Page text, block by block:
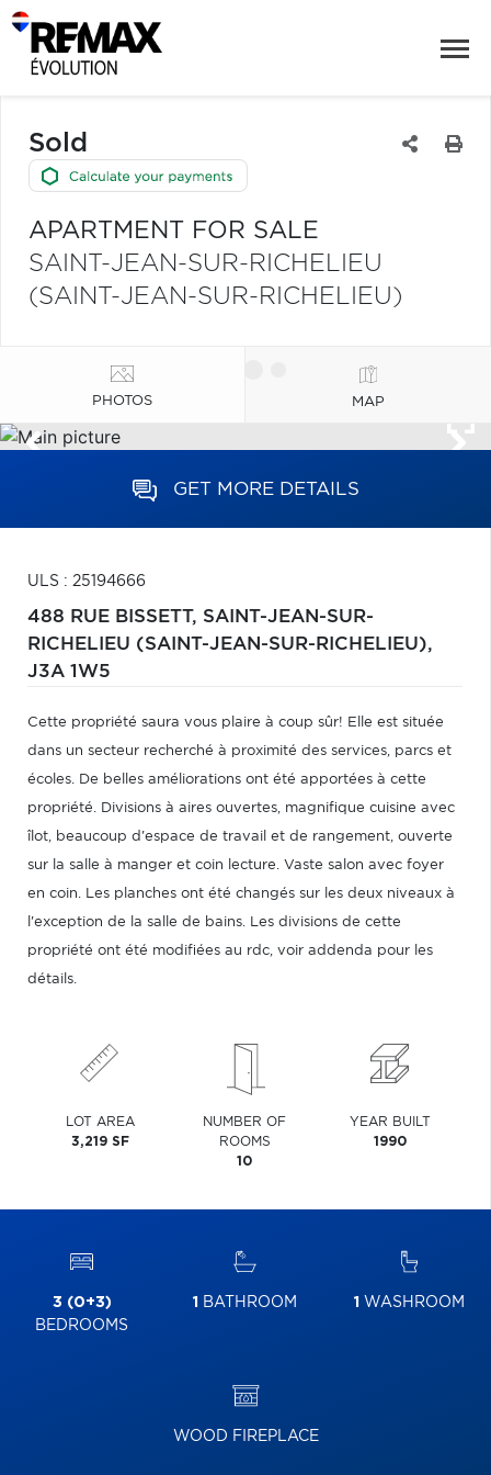
Sold
APARTMENT FOR SALE
SAINT-JEAN-SUR-RICHELIEU
(SAINT-JEAN-SUR-RICHELIEU)
PHOTOS MAP
GET MORE DETAILS
ULS : 25194666
488 RUE BISSETT, SAINT-JEAN-SUR-
RICHELIEU (SAINT-JEAN-SUR-RICHELIEU),
J3A 1W5
Cette propriété saura vous plaire à coup sûr! Elle est située
dans un secteur recherché à proximité des services, parcs et
écoles. De belles améliorations ont été apportées à cette
propriété. Divisions à aires ouvertes, magnifique cuisine avec
îlot, beaucoup d'espace de travail et de rangement, ouverte
sur la salle à manger et coin lecture. Vaste salon avec foyer
en coin. Les planches ont été changés sur les deux niveaux à
l'exception de la salle de bains. Les divisions de cette
propriété ont été modifiées au rdc, voir addenda pour les
détails.
LOT AREA
3,219 SF
NUMBER OF
ROOMS
10
YEAR BUILT
1990
3 (0+3)
BEDROOMS
1 BATHROOM 1 WASHROOM
WOOD FIREPLACE